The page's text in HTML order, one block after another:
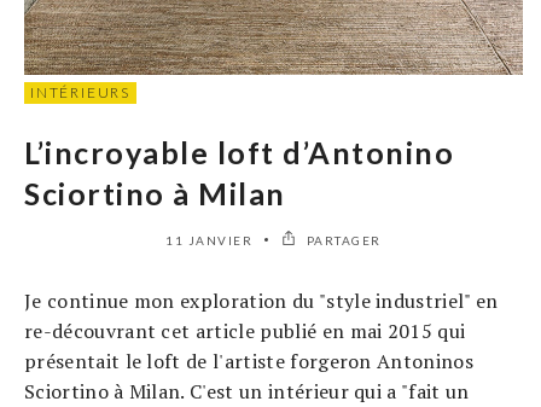
INTÉRIEURS
L’incroyable loft d’Antonino
Sciortino à Milan
11 JANVIER PARTAGER
Je continue mon exploration du "style industriel" en
re-découvrant cet article publié en mai 2015 qui
présentait le loft de l'artiste forgeron Antoninos
Sciortino à Milan. C'est un intérieur qui a "fait un